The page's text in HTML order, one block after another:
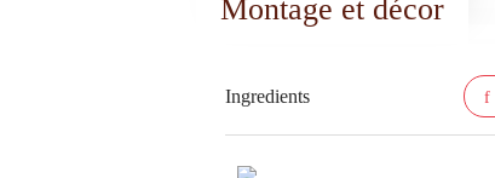
Montage et décor
Ingredients